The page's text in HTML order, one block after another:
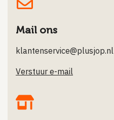
Mail ons
klantenservice@plusjop.nl
Verstuur e-mail